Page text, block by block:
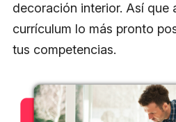
decoración interior. Así que
currículum lo más pronto
tus competencias.